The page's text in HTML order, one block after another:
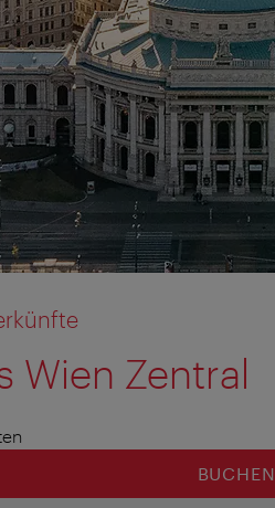
Wien Zentral
BUCHEN